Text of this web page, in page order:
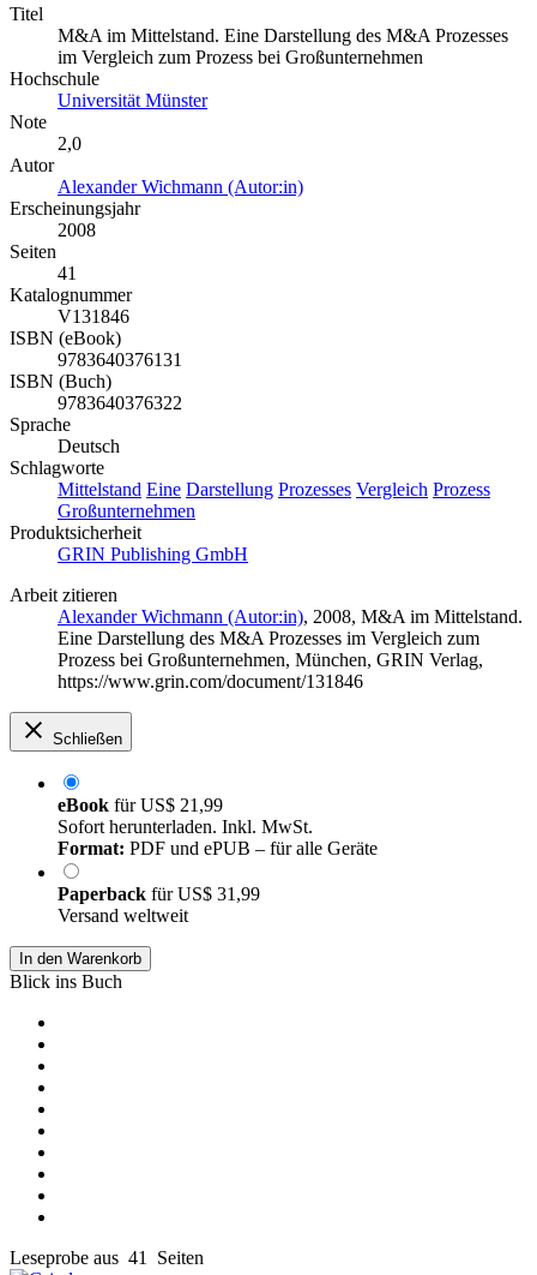
Titel
M&A im Mittelstand. Eine Darstellung des M&A Prozesses
im Vergleich zum Prozess bei Großunternehmen
Hochschule
Universität Münster
Note
2,0
Autor
Alexander Wichmann (Autor:in)
Erscheinungsjahr
2008
Seiten
41
Katalognummer
V131846
ISBN (eBook)
9783640376131
ISBN (Buch)
9783640376322
Sprache
Deutsch
Schlagworte
Mittelstand Eine Darstellung Prozesses Vergleich Prozess
Großunternehmen
Produktsicherheit
GRIN Publishing GmbH
Arbeit zitieren
Alexander Wichmann (Autor:in), 2008, M&A im Mittelstand.
Eine Darstellung des M&A Prozesses im Vergleich zum
Prozess bei Großunternehmen, München, GRIN Verlag,
https://www.grin.com/document/131846
Schließen
eBook fürUS$ 21,99
Sofort herunterladen. Inkl. MwSt.
Format: PDF und ePUB – für alle Geräte
Paperback fürUS$ 31,99
Versand weltweit
In den Warenkorb
Blick ins Buch
Leseprobe aus 41 Seiten